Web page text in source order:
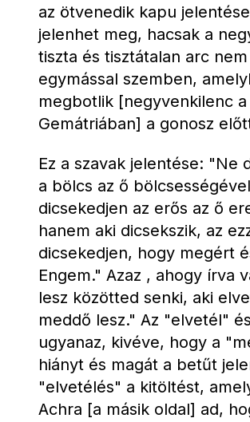
az ötvenedik kapu
jelenhet meg, hacsak a
tiszta és tisztátalan arc
egymással szemben,
megbotlik [negyvenkilenc a
Gemátriában] a gonosz
Ez a szavak jelentése: "Ne
a bölcs az ő
dicsekedjen az erős az ő
hanem aki dicsekszik, az
dicsekedjen, hogy megért
Engem." Azaz , ahogy írva
lesz közötted senki, aki
meddő lesz." Az "elvetél"
ugyanaz, kivéve, hogy a
hiányt és magát a betűt
"elvetélés" a kitöltést,
Achra [a másik oldal] ad,